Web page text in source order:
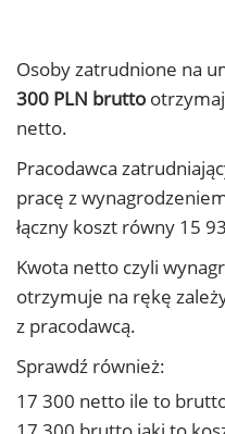
Osoby zatrudnione na
300 PLN brutto
netto.
Pracodawca
pracę z
łączny koszt równy 15
Kwota netto czyli
otrzymuje na rękę
z pracodawcą.
Sprawdź również:
17 300 netto ile to